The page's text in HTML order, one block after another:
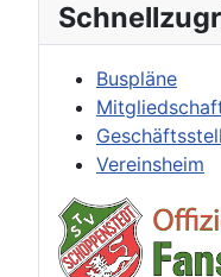
Buspläne
Vereinsheim